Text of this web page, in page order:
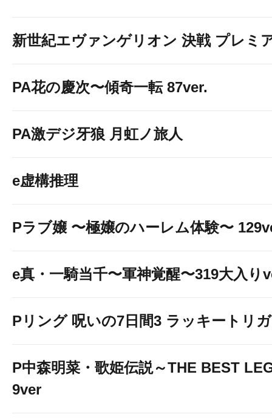
新世紀エヴァンゲリオン 決戦 プレミ
PA花の慶次〜傾奇一転 87ver.
PA激デジ牙狼 月虹ノ旅人
e虚構推理
Pラブ嬢 〜極嬢のハーレム体験〜
e真・一騎当千〜軍神覚醒〜319大入り
Pリング 呪いの7日間3 ラッキートリ
P中森明菜・歌姫伝説～THE BEST
9ver